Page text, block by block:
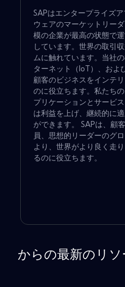
SAPはエンタープライズ
ウェアのマーケットリー
模の企業が最高の状態で
しています。世界の取引
ムに触れています。当社
ターネット（IoT）、およ
顧客のビジネスをインテ
のに役立ちます。私たち
プリケーションとサービ
は利益を上げ、継続的に
ができます。 SAPは、顧
員、思想的リーダーのグ
より、世界がより良く走
るのに役立ちます。
からの最新のリソ